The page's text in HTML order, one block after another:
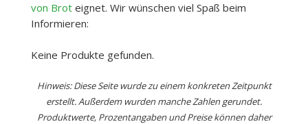
von Brot eignet. Wir wünschen viel Spaß beim
Informieren:
Keine Produkte gefunden.
Hinweis: Diese Seite wurde zu einem konkreten Zeitpunkt
erstellt. Außerdem wurden manche Zahlen gerundet.
Produktwerte, Prozentangaben und Preise können daher